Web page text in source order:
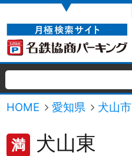
▼
HOME 愛知県 犬山市
満 犬山東